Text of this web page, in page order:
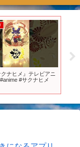
クナヒメ』テレビアニ
#サクナヒメ
ス2